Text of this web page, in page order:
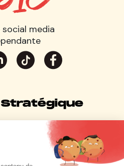
media
Stratégique
media
management